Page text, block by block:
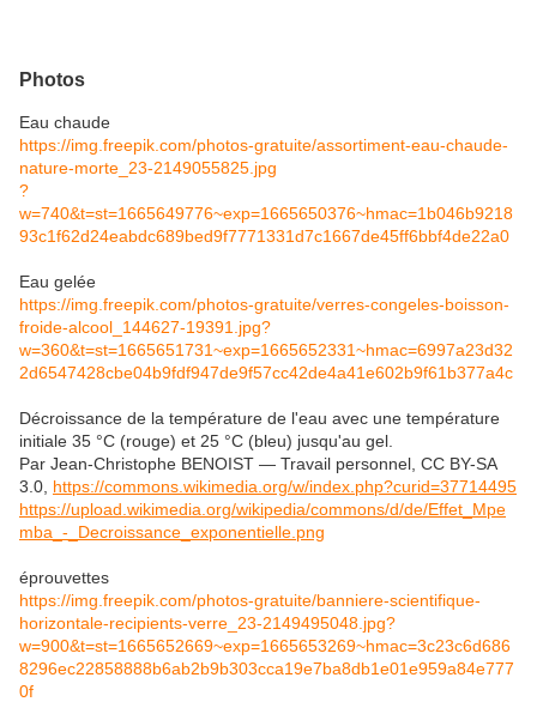
Photos
Eau chaude
https://img.freepik.com/photos-gratuite/assortiment-eau-chaude-
nature-morte_23-2149055825.jpg
?
w=740&t=st=1665649776~exp=1665650376~hmac=1b046b9218
93c1f62d24eabdc689bed9f7771331d7c1667de45ff6bbf4de22a0
Eau gelée
https://img.freepik.com/photos-gratuite/verres-congeles-boisson-
froide-alcool_144627-19391.jpg?
w=360&t=st=1665651731~exp=1665652331~hmac=6997a23d32
2d6547428cbe04b9fdf947de9f57cc42de4a41e602b9f61b377a4c
Décroissance de la température de l'eau avec une température
initiale 35 °C (rouge) et 25 °C (bleu) jusqu'au gel.
Par Jean-Christophe BENOIST — Travail personnel, CC BY-SA
3.0, https://commons.wikimedia.org/w/index.php?curid=37714495
https://upload.wikimedia.org/wikipedia/commons/d/de/Effet_Mpe
mba_-_Decroissance_exponentielle.png
éprouvettes
https://img.freepik.com/photos-gratuite/banniere-scientifique-
horizontale-recipients-verre_23-2149495048.jpg?
w=900&t=st=1665652669~exp=1665653269~hmac=3c23c6d686
8296ec22858888b6ab2b9b303cca19e7ba8db1e01e959a84e777
0f